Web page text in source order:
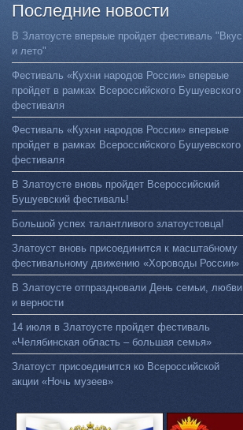
Последние новости
В Златоусте впервые пройдет фестиваль "Вкус
и лето"
Фестиваль «Кухни народов России» впервые
пройдет в рамках Всероссийского Бушуевского
фестиваля
Фестиваль «Кухни народов России» впервые
пройдет в рамках Всероссийского Бушуевского
фестиваля
В Златоусте вновь пройдет Всероссийский
Бушуевский фестиваль!
Большой успех талантливого златоустовца!
Златоуст вновь присоединится к масштабному
фестивальному движению «Хороводы России»
В Златоусте отпраздновали День семьи, любви
и верности
14 июля в Златоусте пройдет фестиваль
«Челябинская область – большая семья»
Златоуст присоединится ко Всероссийской
акции «Ночь музеев»